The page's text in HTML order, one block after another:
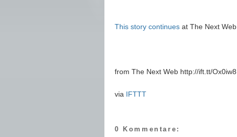
This story continues at The Next Web
from The Next Web http://ift.tt/Ox0iw8
via IFTTT
0 Kommentare: